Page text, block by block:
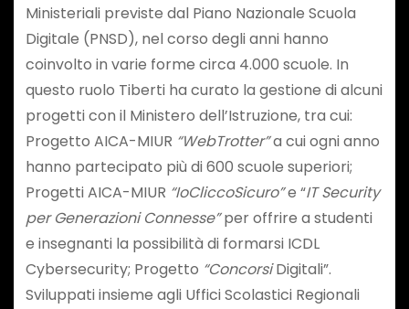
Ministeriali previste dal Piano Nazionale Scuola
Digitale (PNSD), nel corso degli anni hanno
coinvolto in varie forme circa 4.000 scuole. In
questo ruolo Tiberti ha curato la gestione di alcuni
progetti con il Ministero dell’Istruzione, tra cui:
Progetto AICA-MIUR “WebTrotter”a cui ogni anno
hanno partecipato più di 600 scuole superiori;
Progetti AICA-MIUR “IoCliccoSicuro”e “IT Security
per Generazioni Connesse”per offrire a studenti
e insegnanti la possibilità di formarsi ICDL
Cybersecurity; Progetto “ConcorsiDigitali”.
Sviluppati insieme agli Uffici Scolastici Regionali